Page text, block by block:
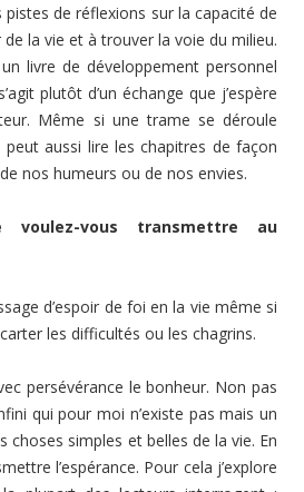
de réflexions sur la capacité de
de la vie et à trouver la voie du milieu.
livre de développement personnel
plutôt d’un échange que j’espère
Même si une trame se déroule
aussi lire les chapitres de façon
nos humeurs ou de nos envies.
voulez-vous transmettre au
d’espoir de foi en la vie même si
les difficultés ou les chagrins.
persévérance le bonheur. Non pas
qui pour moi n’existe pas mais un
choses simples et belles de la vie. En
l’espérance. Pour cela j’explore